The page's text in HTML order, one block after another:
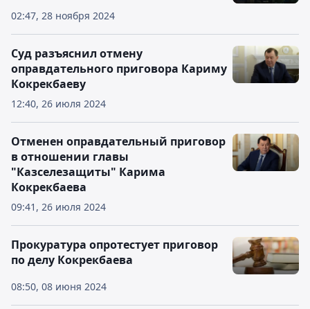
02:47, 28 ноября 2024
12:40, 26 июля 2024
Суд разъяснил отмену
оправдательного приговора Кариму
Кокрекбаеву
09:41, 26 июля 2024
Отменен оправдательный приговор
в отношении главы
"Казселезащиты" Карима
Кокрекбаева
08:50, 08 июня 2024
Прокуратура опротестует приговор
по делу Кокрекбаева